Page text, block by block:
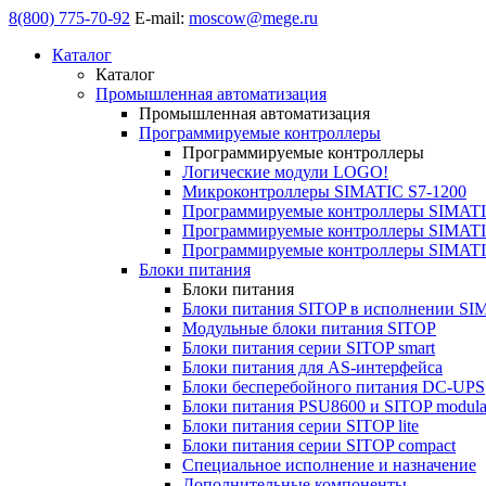
8(800) 775-70-92 E-mail: moscow@mege.ru
Каталог
Каталог
Промышленная автоматизация
Промышленная автоматизация
Программируемые контроллеры
Программируемые контроллеры
Логические модули LOGO!
Микроконтроллеры SIMATIC S7-1200
Программируемые контроллеры
Программируемые контроллеры
Программируемые контроллеры
Блоки питания
Блоки питания
Блоки питания SITOP в исполнении
Модульные блоки питания SITOP
Блоки питания серии SITOP smart
Блоки питания для AS-интерфейса
Блоки бесперебойного питания DC-UPS
Блоки питания PSU8600 и SITOP
Блоки питания серии SITOP lite
Блоки питания серии SITOP compact
Специальное исполнение и назначение